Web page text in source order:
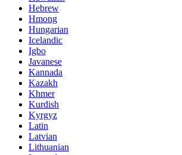
Hebrew
Hmong
Hungarian
Icelandic
Igbo
Javanese
Kannada
Kazakh
Khmer
Kurdish
Kyrgyz
Latin
Latvian
Lithuanian